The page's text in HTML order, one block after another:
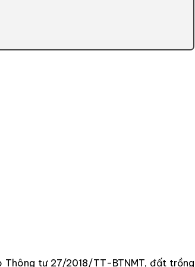
Thông tư 27/2018/TT-BTNMT, đất trồng